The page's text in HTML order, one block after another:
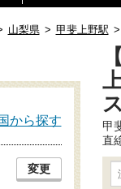
山梨県 > 甲斐上野駅 >
甲
直
から探す
変更